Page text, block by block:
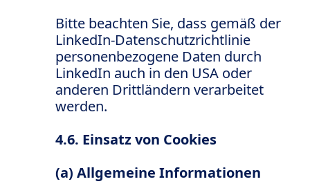
Bitte beachten Sie, dass gemäß der
LinkedIn-Datenschutzrichtlinie
personenbezogene Daten durch
LinkedIn auch in den USA oder
anderen Drittländern verarbeitet
werden.
4.6. Einsatz von Cookies
(a) Allgemeine Informationen